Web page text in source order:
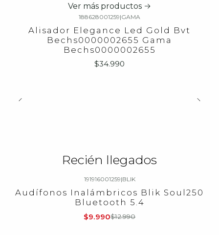
Ver más productos
188628001259|GAMA
Alisador Elegance Led Gold Bvt
Bechs0000002655 Gama
Bechs0000002655
$34.990
Recién llegados
-23%OFF
191916001259|BLIK
Audífonos Inalámbricos Blik Soul250
Bluetooth 5.4
$9.990$12.990